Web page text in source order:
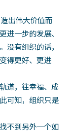
出伟大价值而
进一步的发展、
没有组织的话，
得更好、更进
道，往幸福、成
可知，组织只是
不到另外一个如